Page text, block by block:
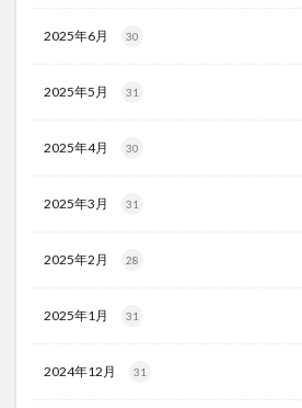
2025年6月 30
2025年5月 31
2025年4月 30
2025年3月 31
2025年2月 28
2025年1月 31
2024年12月 31